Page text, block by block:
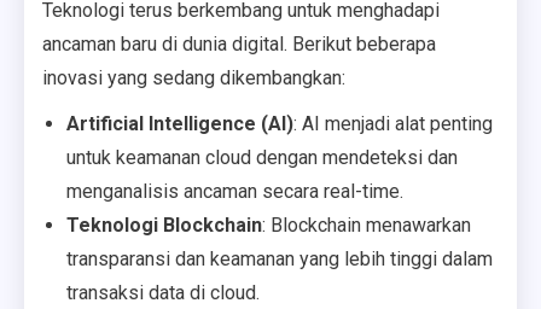
Teknologi terus berkembang untuk menghadapi
ancaman baru di dunia digital. Berikut beberapa
inovasi yang sedang dikembangkan:
Artificial Intelligence (AI): AI menjadi alat penting
untuk keamanan cloud dengan mendeteksi dan
menganalisis ancaman secara real-time.
Teknologi Blockchain: Blockchain menawarkan
transparansi dan keamanan yang lebih tinggi dalam
transaksi data di cloud.